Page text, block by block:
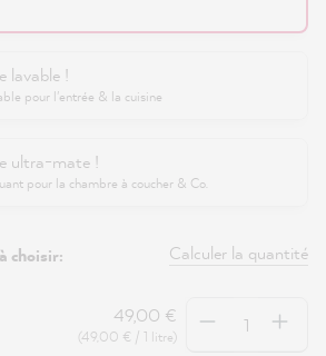
lavable !
pour l'entrée & la cuisine
ultra-mate !
pour la chambre à coucher & Co.
choisir: Calculer la quantité
49,00 €
(49,00 € / 1 litre)